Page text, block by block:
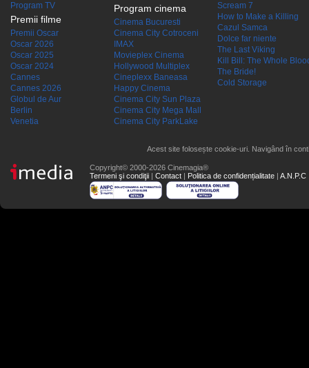
Program TV
Premii filme
Premii Oscar
Oscar 2026
Oscar 2025
Oscar 2024
Cannes
Cannes 2026
Globul de Aur
Berlin
Venetia
Program cinema
Cinema Bucuresti
Cinema City Cotroceni
IMAX
Movieplex Cinema
Hollywood Multiplex
Cineplexx Baneasa
Happy Cinema
Cinema City Sun Plaza
Cinema City Mega Mall
Cinema City ParkLake
Scream 7
How to Make a Killing
Cazul Samca
Dolce far niente
The Last Viking
Kill Bill: The Whole
The Bride!
Cold Storage
Acest site folosește cookie-uri. Navigând în
Copyright© 2000-2026 Cinemagia®
Termeni şi condiţii | Contact | Politica de confidențialitate | A.N.P.C